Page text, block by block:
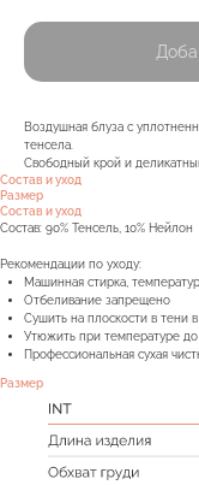
Воздушная блуза с
тенсела.
Свободный крой и
Состав и уход
Размер
Состав и уход
Состав: 90% Тенсель, 10% Нейлон
Рекомендации по уходу:
Машинная стирка,
Отбеливание запрещено
Сушить на плоскости в тени
Утюжить при температуре до
Профессиональная сухая
Размер